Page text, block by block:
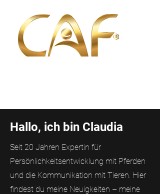
Hallo, ich bin Claudia
Seit 20 Jahren Expertin für
Persönlichkeitsentwicklung mit Pferden
und die Kommunikation mit Tieren. Hier
findest du meine Neuigkeiten – meine